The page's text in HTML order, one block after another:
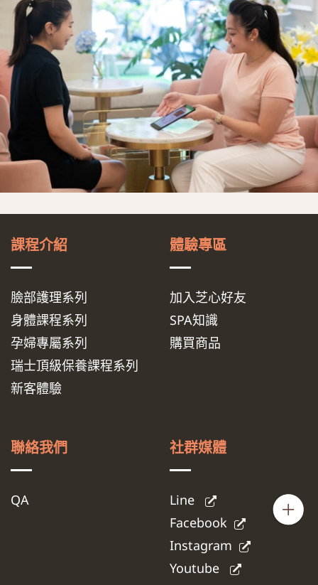
課程介紹
臉部護理系列
身體課程系列
孕婦專屬系列
瑞士頂級保養課程系列
新客體驗
體驗專區
加入芝心好友
SPA知識
購買商品
聯絡我們
QA
社群媒體
Line
Facebook
Instagram
Youtube